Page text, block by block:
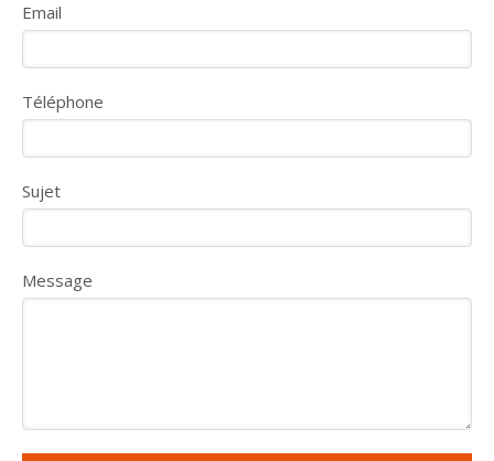
Email
Téléphone
Sujet
Message